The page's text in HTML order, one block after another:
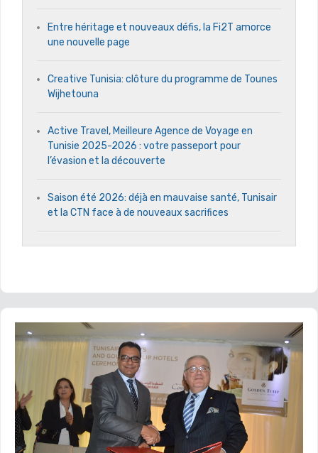
Entre héritage et nouveaux défis, la Fi2T amorce
une nouvelle page
Creative Tunisia: clôture du programme de Tounes
Wijhetouna
Active Travel, Meilleure Agence de Voyage en
Tunisie 2025-2026 : votre passeport pour
l’évasion et la découverte
Saison été 2026: déjà en mauvaise santé, Tunisair
et la CTN face à de nouveaux sacrifices